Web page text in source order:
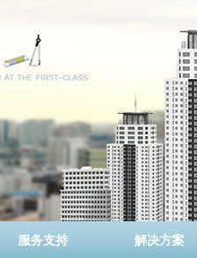
服务支持 解决方案